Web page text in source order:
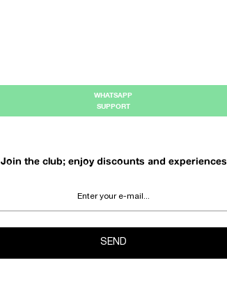
WHATSAPP
SUPPORT
Join the club; enjoy discounts and experiences
SEND